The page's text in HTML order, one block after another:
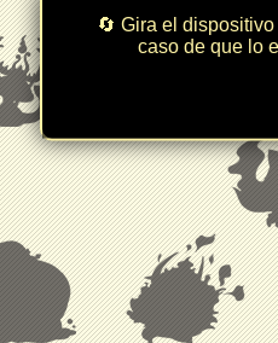
🔄 Gira el
caso de que lo